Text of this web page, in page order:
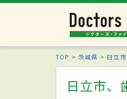
TOP 茨城県 日立市
日立市、